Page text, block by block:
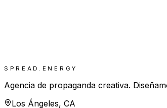
SPREAD.ENERGY
Agencia de propaganda creativa.
Los Ángeles, CA